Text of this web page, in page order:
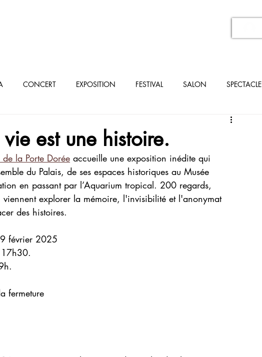
CONCERT EXPOSITION FESTIVAL SALON SPECTACLE
est une histoire.
de la Porte Dorée accueille une exposition inédite qui
du Palais, de ses espaces historiques au Musée
en passant par l’Aquarium tropical. 200 regards,
viennent explorer la mémoire, l'invisibilité et l'anonymat
des histoires.
février 2025
fermeture